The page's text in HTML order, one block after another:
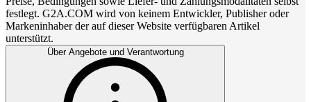
festlegt. G2A.COM wird von keinem Entwickler, Publisher oder
Markeninhaber der auf dieser Website verfügbaren Artikel
unterstützt.
Über Angebote und Verantwortung